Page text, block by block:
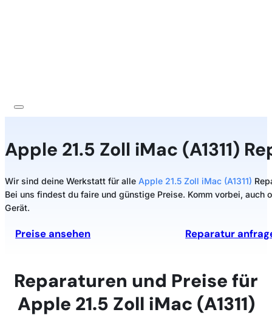
Apple 21.5 Zoll iMac (A1311)
Wir sind deine Werkstatt für alle Apple 21.5 Zoll iMac (A1311)
Bei uns findest du faire und günstige Preise. Komm vorbei, auch
Gerät.
Preise ansehen Reparatur
Reparaturen und Preise für
Apple 21.5 Zoll iMac (A1311)